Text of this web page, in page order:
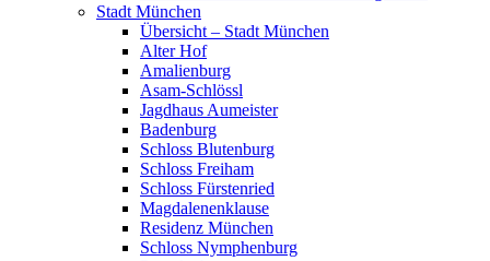
Stadt München
Übersicht – Stadt München
Alter Hof
Amalienburg
Asam-Schlössl
Jagdhaus Aumeister
Badenburg
Schloss Blutenburg
Schloss Freiham
Schloss Fürstenried
Magdalenenklause
Residenz München
Schloss Nymphenburg